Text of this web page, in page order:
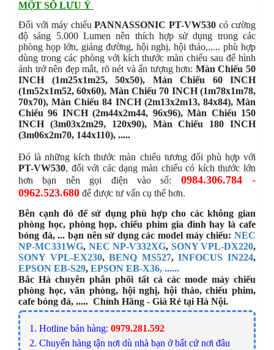
MỘT SỐ LƯU Ý
Đối với máy chiếuPANNASSONIC PT-VW530 có cường
độ sáng 5.000 Lumen nên thích hợp sử dụng trong các
phòng họp lớn, giảng đường, hội nghị, hội thảo,..... phù hợp
dùng trong các phòng với kích thước màn chiếu sau để hình
ảnh trở nên đẹp mắt, rõ nét và ấn tượng hơn: Màn Chiếu 50
INCH (1m25x1m25, 50x50), Màn Chiếu 60 INCH
(1m52x1m52, 60x60), Màn Chiếu 70 INCH (1m78x1m78,
70x70), Màn Chiếu 84 INCH (2m13x2m13, 84x84), Màn
Chiếu 96 INCH (2m44x2m44, 96x96), Màn Chiếu 150
INCH (3m03x2m29, 120x90), Màn Chiếu 180 INCH
(3m06x2m70, 144x110), .....
Đó là những kích thước màn chiếu tương đối phù hợp với
PT-VW530, đối với các dạng màn chiếu có kích thước lớn
hơn bạn nên gọi điện vào số: 0984.306.784 -
0962.523.680 để được tư vấn cụ thể hơn.
Bên cạnh đó để sử dụng phù hợp cho các không gian
phòng học, phòng họp, chiếu phim gia đình hay là cafe
bóng đá, ... bạn nên sử dụng các model máy chiếu: NEC
NP-MC331WG, NEC NP-V332XG, SONY VPL-DX220,
SONY VPL-EX230,BENQ MS527,INFOCUS IN224,
EPSON EB-S29, EPSON EB-X36, ......
Bắc Hà chuyên phân phối tất cả các mode máy chiếu
phòng học, văn phòng, hội nghị, hội thảo, chiếu phim,
cafe bóng đá, ..... Chính Hãng - Giá Rẻ tại Hà Nội.
1. Hotline bán hàng: 0979.281.592
2. Chuyển hàng tận nơi dù nhà bạn ở bất cứ nơi đâu